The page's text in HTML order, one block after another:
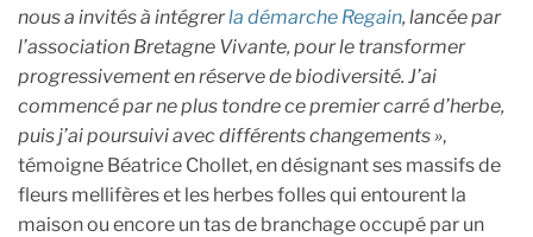
nous a invités à intégrerla démarche Regain, lancée par
l’association Bretagne Vivante, pour le transformer
progressivement en réserve de biodiversité. J’ai
commencé par ne plus tondre ce premier carré d’herbe,
puis j’ai poursuivi avec différents changements »,
témoigne Béatrice Chollet, en désignant ses massifs de
fleurs mellifères et les herbes folles qui entourent la
maison ou encore un tas de branchage occupé par un